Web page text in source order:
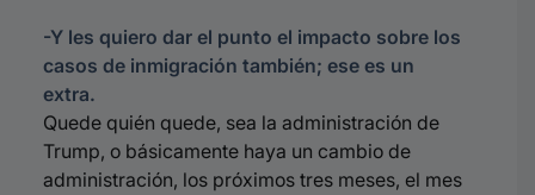
-Y les quiero dar el punto el impacto sobre los
casos de inmigración también; ese es un
extra.
Quede quién quede, sea la administración de
Trump, o básicamente haya un cambio de
administración, los próximos tres meses, el mes